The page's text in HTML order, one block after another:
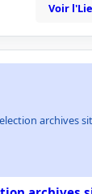
Voir
archives